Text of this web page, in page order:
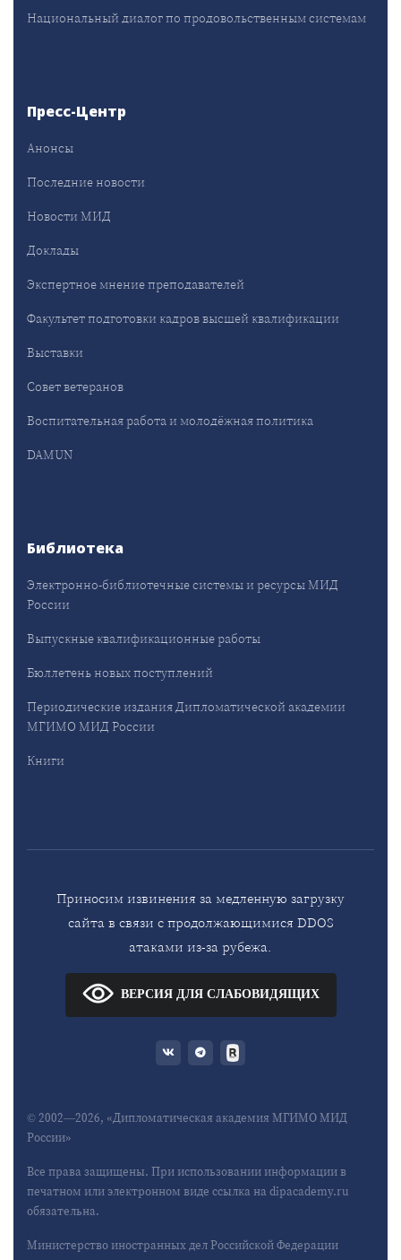
Национальный диалог по продовольственным системам
Пресс-Центр
Анонсы
Последние новости
Новости МИД
Доклады
Экспертное мнение преподавателей
Факультет подготовки кадров высшей квалификации
Выставки
Совет ветеранов
Воспитательная работа и молодёжная политика
DAMUN
Библиотека
Электронно-библиотечные системы и ресурсы МИД
России
Выпускные квалификационные работы
Бюллетень новых поступлений
Периодические издания Дипломатической академии
МГИМО МИД России
Книги
Приносим извинения за медленную загрузку
сайта в связи с продолжающимися DDOS
атаками из-за рубежа.
ВЕРСИЯ ДЛЯ СЛАБОВИДЯЩИХ
© 2002—2026, «Дипломатическая академия МГИМО МИД
России»
Все права защищены. При использовании информации в
печатном или электронном виде ссылка на dipacademy.ru
обязательна.
Министерство иностранных дел Российской Федерации